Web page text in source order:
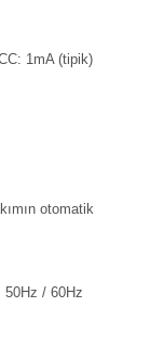
1mA (tipik)
otomatik
50Hz / 60Hz